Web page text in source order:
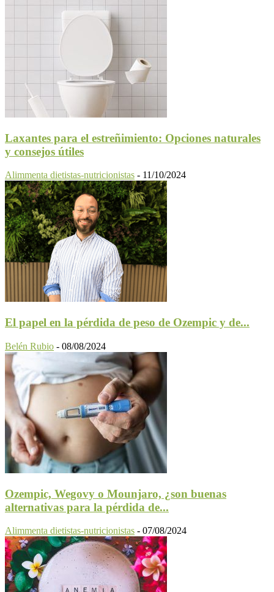
Laxantes para el estreñimiento: Opciones naturales
y consejos útiles
Alimmenta dietistas-nutricionistas - 11/10/2024
El papel en la pérdida de peso de Ozempic y de...
Belén Rubio - 08/08/2024
Ozempic, Wegovy o Mounjaro, ¿son buenas
alternativas para la pérdida de...
Alimmenta dietistas-nutricionistas - 07/08/2024